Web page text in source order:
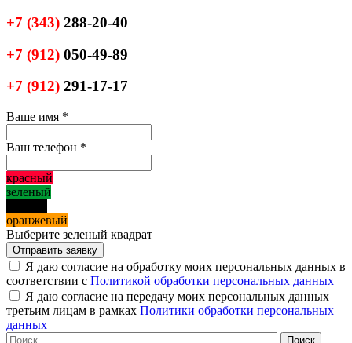
+7 (343) 288-20-40
+7 (912) 050-49-89
+7 (912) 291-17-17
Ваше имя *
Ваш телефон *
красный
зеленый
оранжевый
Выберите зеленый квадрат
Я даю согласие на обработку моих персональных данных в
соответствии с Политикой обработки персональных данных
Я даю согласие на передачу моих персональных данных
третьим лицам в рамках Политики обработки персональных
данных